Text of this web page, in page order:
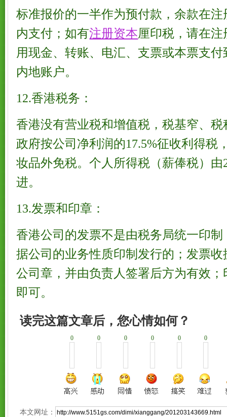
标准报价的一半作为预付款，余款在
内支付；如有注册资本厘印税，请在
用现金、转账、电汇、支票或本票支
内地账户。
12.香港税务：
香港没有营业税和增值税，税基窄、
政府按公司净利润的17.5%征收利得税
妆品外免税。个人所得税（薪俸税）由
进。
13.发票和印章：
香港公司的发票不是由税务局统一印
据公司的业务性质印制发行的；发票
公司章，并由负责人签署后方为有效
即可。
读完这篇文章后，您心情如何？
0 0 0 0 0 0
本文网址：